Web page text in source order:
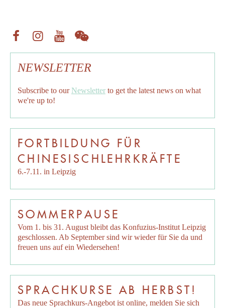
NEWSLETTER
Subscribe to our Newsletter to get the latest news on what
we're up to!
FORTBILDUNG FÜR
CHINESISCHLEHRKRÄFTE
6.-7.11. in Leipzig
SOMMERPAUSE
Vom 1. bis 31. August bleibt das Konfuzius-Institut Leipzig
geschlossen. Ab September sind wir wieder für Sie da und
freuen uns auf ein Wiedersehen!
SPRACHKURSE AB HERBST!
Das neue Sprachkurs-Angebot ist online, melden Sie sich